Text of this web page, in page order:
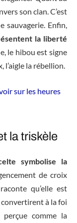
son clan. C’est
sauvagerie. Enfin,
la liberté
le hibou est signe
l’aigle la rébellion.
sur les heures
la triskèle
symbolise la
de croix
qu’elle est
à la foi
comme la